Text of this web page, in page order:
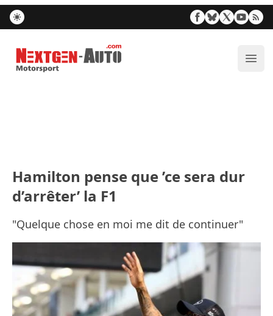
Nextgen-Auto.com
Hamilton pense que ’ce sera dur
d’arrêter’ la F1
"Quelque chose en moi me dit de continuer"